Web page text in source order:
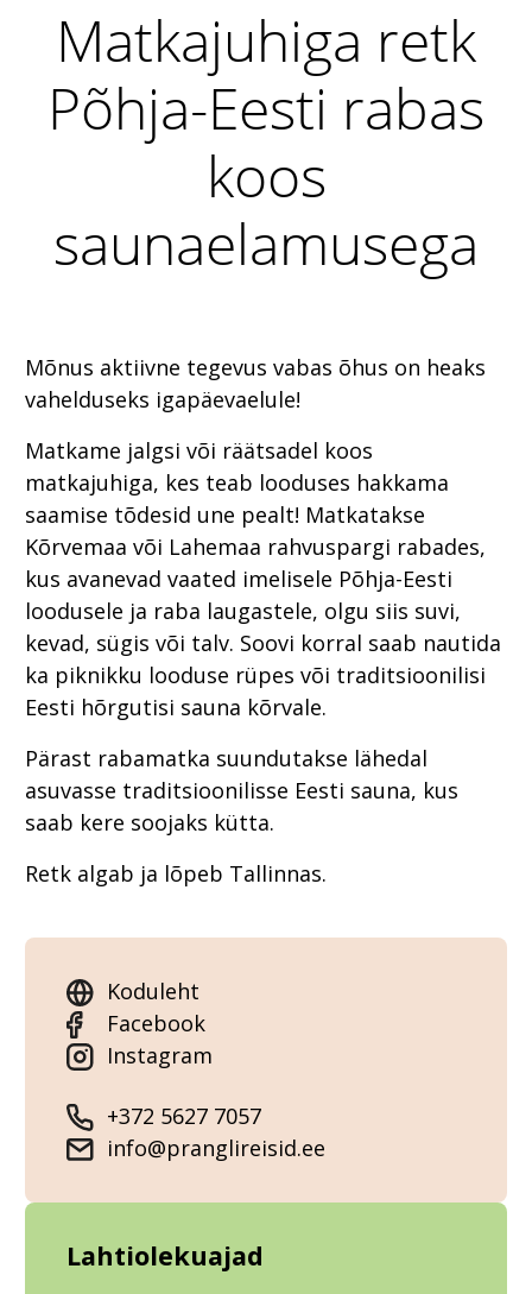
Matkajuhiga retk
Põhja-Eesti rabas
koos
saunaelamusega
Mõnus aktiivne tegevus vabas õhus on heaks
vahelduseks igapäevaelule!
Matkame jalgsi või räätsadel koos
matkajuhiga, kes teab looduses hakkama
saamise tõdesid une pealt! Matkatakse
Kõrvemaa või Lahemaa rahvuspargi rabades,
kus avanevad vaated imelisele Põhja-Eesti
loodusele ja raba laugastele, olgu siis suvi,
kevad, sügis või talv. Soovi korral saab nautida
ka piknikku looduse rüpes või traditsioonilisi
Eesti hõrgutisi sauna kõrvale.
Pärast rabamatka suundutakse lähedal
asuvasse traditsioonilisse Eesti sauna, kus
saab kere soojaks kütta.
Retk algab ja lõpeb Tallinnas.
Koduleht
Facebook
Instagram
+372 5627 7057
info@pranglireisid.ee
Lahtiolekuajad